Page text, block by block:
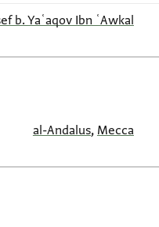
b. Yaʿaqov Ibn ʿAwkal
al-Andalus, Mecca